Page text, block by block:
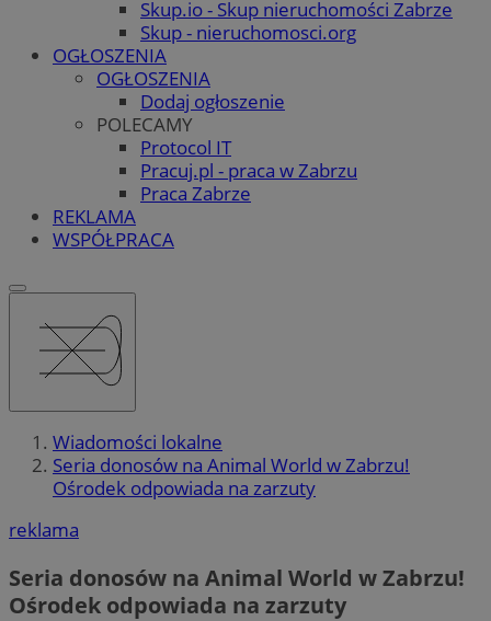
Skup.io - Skup nieruchomości Zabrze
Skup - nieruchomosci.org
OGŁOSZENIA
OGŁOSZENIA
Dodaj ogłoszenie
POLECAMY
Protocol IT
Pracuj.pl - praca w Zabrzu
Praca Zabrze
REKLAMA
WSPÓŁPRACA
Wiadomości lokalne
Seria donosów na Animal World w Zabrzu!
Ośrodek odpowiada na zarzuty
reklama
Seria donosów na Animal World w Zabrzu!
Ośrodek odpowiada na zarzuty